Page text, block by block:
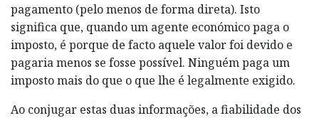
pagamento (pelo menos de forma direta). Isto
significa que, quando um agente económico paga o
imposto, é porque de facto aquele valor foi devido e
pagaria menos se fosse possível. Ninguém paga um
imposto mais do que o que lhe é legalmente exigido.
Ao conjugar estas duas informações, a fiabilidade dos